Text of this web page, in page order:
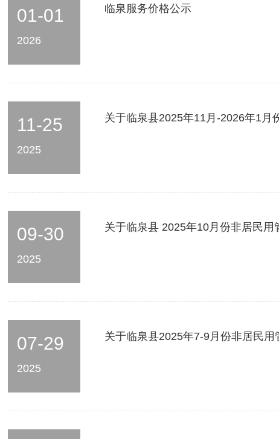
01-01
2026
临泉服务价格公示
11-25
2025
关于临泉县2025年11月-2026年1月
09-30
2025
关于临泉县 2025年10月份非居民
07-29
2025
关于临泉县2025年7-9月份非居民